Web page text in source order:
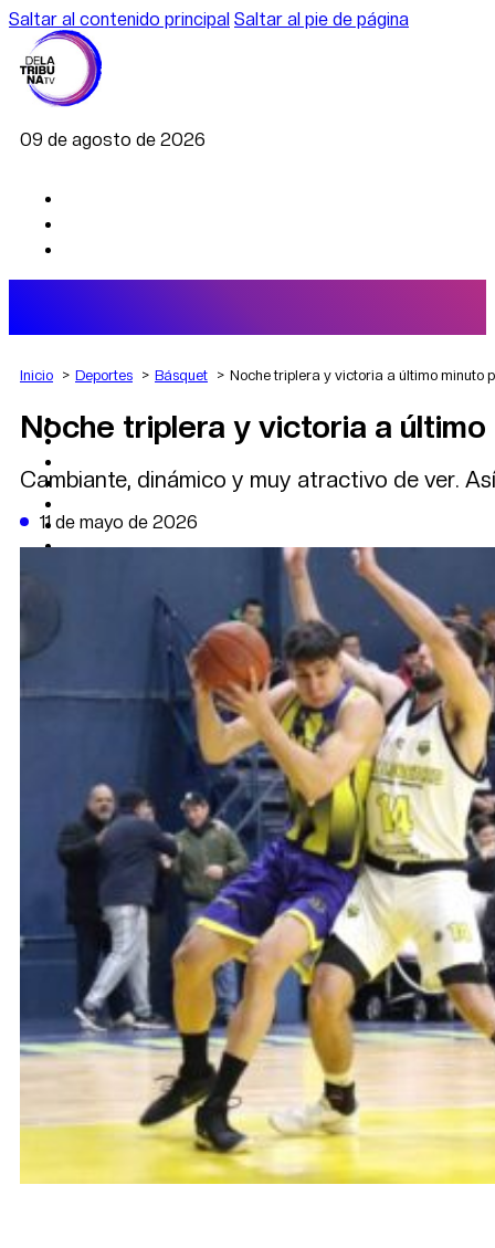
Saltar al contenido principal Saltar al pie de página
09 de agosto de 2026
AGRO
DEPORTES
POLÍTICA
DATA FIRME
DE LA TRIBUNA TV
Inicio Deportes Básquet Noche triplera y victoria a último minuto
Noche triplera y victoria a
Cambiante, dinámico y muy atractivo de ver.
11 de mayo de 2026